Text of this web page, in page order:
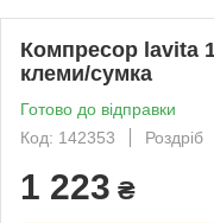
Компресор lavita
клеми/сумка
Готово до відправки
Код: 142353
Роздріб
1 223 ₴